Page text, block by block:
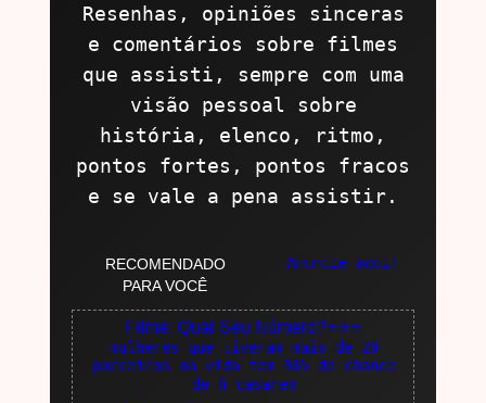
Resenhas, opiniões sinceras
e comentários sobre filmes
que assisti, sempre com uma
visão pessoal sobre
história, elenco, ritmo,
pontos fortes, pontos fracos
e se vale a pena assistir.
RECOMENDADO
PARA VOCÊ
Anuncie aqui!
Filme: Qual Seu Número?⭐⭐⭐
mulheres que tiveram mais de 20
parceiros na vida tem 96% de chance
de ñ casarem